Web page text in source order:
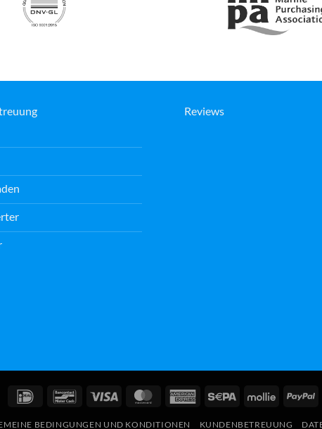
Reviews
IDeal BancontactVisum MasterCardAmerican Sepa Mollie
BEDINGUNGEN UND KONDITIONEN KUNDENBETREUUNG